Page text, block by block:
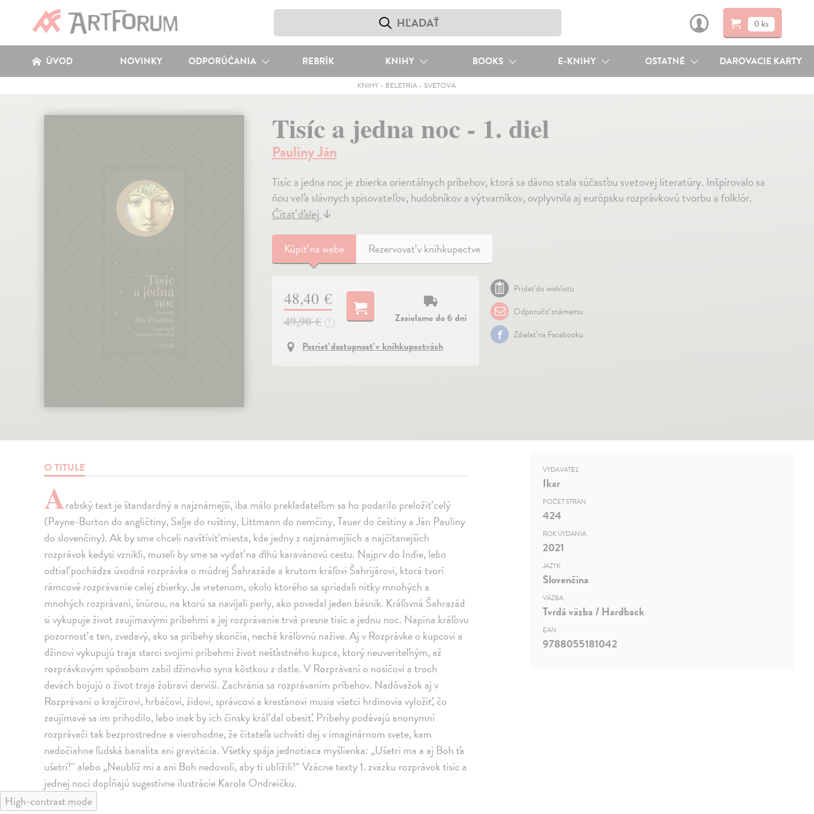
0 ks
ÚVOD NOVINKY ODPORÚČANIA REBRÍK KNIHY BOOKS E-KNIHY OSTATNÉ DAROVACIE KARTY
KNIHY - BELETRIA - SVETOVÁ
Tisíc a jedna noc - 1. diel
Pauliny Ján
Tisíc a jedna noc je zbierka orientálnych príbehov, ktorá sa dávno stala súčasťou svetovej literatúry. Inšpirovalo sa
ňou veľa slávnych spisovateľov, hudobníkov a výtvarníkov, ovplyvnila aj európsku rozprávkovú tvorbu a folklór.
Čítať ďalej↓
Kúpiťna webe Rezervovať v kníhkupectve
48,40 €
49,90 € ?
Zasielame do 6 dní
Pozrieť dostupnosť v kníhkupectvách
Pridať do wishlistu
Odporučiť známemu
Zdielať na Facebooku
O TITULE
Arabský text je štandardný a najznámejší, iba málo prekladateľom sa ho podarilo preložiť celý
(Payne-Burton do angličtiny, Salje do ruštiny, Littmann do nemčiny, Tauer do češtiny a Ján Pauliny
do slovenčiny). Ak by sme chceli navštíviť miesta, kde jedny z najznámejších a najčítanejších
rozprávok kedysi vznikli, museli by sme sa vydať na dlhú karavánovú cestu. Najprv do Indie, lebo
odtiaľ pochádza úvodná rozprávka o múdrej Šahrazáde a krutom kráľovi Šahrijárovi, ktorá tvorí
rámcové rozprávanie celej zbierky. Je vretenom, okolo ktorého sa spriadali nitky mnohých a
mnohých rozprávaní, šnúrou, na ktorú sa navíjali perly, ako povedal jeden básnik. Kráľovná Šahrazád
si vykupuje život zaujímavými príbehmi a jej rozprávanie trvá presne tisíc a jednu noc. Napína kráľovu
pozornosť a ten, zvedavý, ako sa príbehy skončia, nechá kráľovnú nažive. Aj v Rozprávke o kupcovi a
džinovi vykupujú traja starci svojimi príbehmi život nešťastného kupca, ktorý neuveriteľným, až
rozprávkovým spôsobom zabil džinovho syna kôstkou z datle. V Rozprávaní o nosičovi a troch
devách bojujú o život traja žobraví derviši. Zachránia sa rozprávaním príbehov. Nadôvažok aj v
Rozprávaní o krajčírovi, hrbáčovi, židovi, správcovi a kresťanovi musia všetci hrdinovia vyložiť, čo
zaujímavé sa im prihodilo, lebo inak by ich čínsky kráľ dal obesiť. Príbehy podávajú anonymní
rozprávači tak bezprostredne a vierohodne, že čitateľa uchváti dej v imaginárnom svete, kam
nedočiahne ľudská banalita ani gravitácia. Všetky spája jednotiaca myšlienka: „Ušetri ma a aj Boh ťa
ušetrí!“ alebo „Neublíž mi a ani Boh nedovolí, aby ti ublížili!“ Vzácne texty 1. zväzku rozprávok tisíc a
jednej noci dopĺňajú sugestívne ilustrácie Karola Ondreičku.
VYDAVATEĽ
Ikar
POČET STRÁN
424
ROK VYDANIA
2021
JAZYK
Slovenčina
VÄZBA
Tvrdá väzba / Hardback
EAN
9788055181042
High-contrast mode